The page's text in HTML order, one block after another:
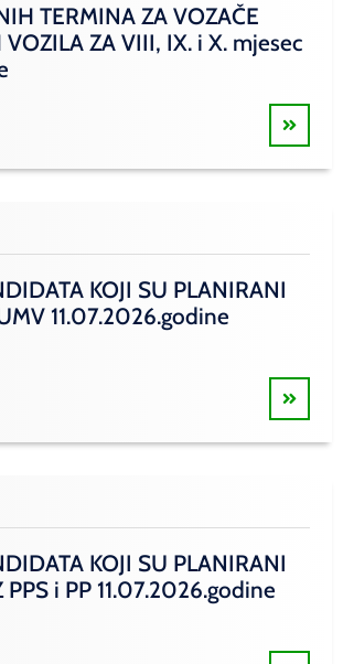
TERMINA ZA VOZAČE
ZA VIII, IX. i X. mjesec
KOJI SU PLANIRANI
11.07.2026.godine
KOJI SU PLANIRANI
PPS i PP 11.07.2026.godine